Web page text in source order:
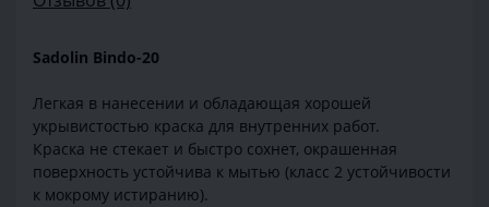
Sadolin Bindo-20
Легкая в нанесении и обладающая хорошей
укрывистостью краска для внутренних работ.
Краска не стекает и быстро сохнет, окрашенная
поверхность устойчива к мытью (класс 2 устойчивости
к мокрому истиранию).